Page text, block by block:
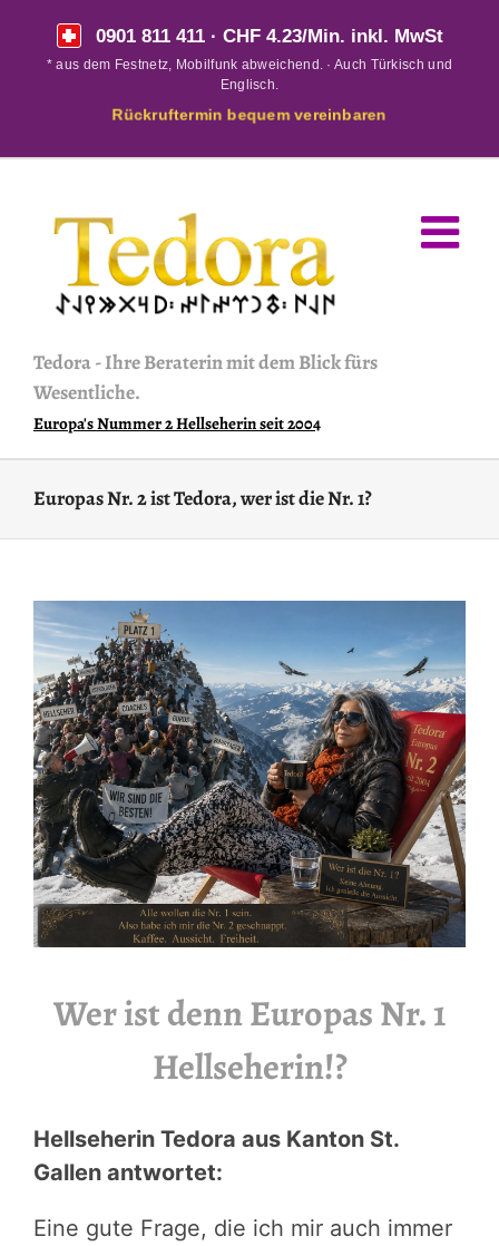
0901 811 411· CHF 4.23/Min. inkl. MwSt
* aus dem Festnetz, Mobilfunk abweichend. · Auch Türkisch und
Englisch.
Rückruftermin bequem vereinbaren
Tedora-Ihre Beraterin mit dem Blick fürs
Wesentliche.
Europa's Nummer 2 Hellseherin seit 2004
Europas Nr. 2 ist Tedora, wer ist die Nr. 1?
Wer ist denn Europas Nr. 1
Hellseherin!?
Hellseherin Tedora aus Kanton St.
Gallen antwortet:
Eine gute Frage, die ich mir auch immer